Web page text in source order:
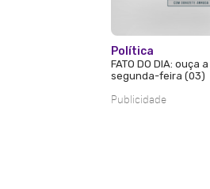
Política
FATO DO DIA: ouça
segunda-feira (03)
Publicidade